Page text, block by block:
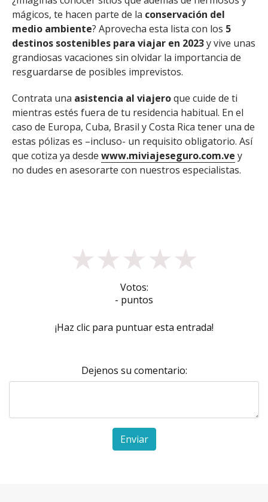
mágicos, te hacen parte de la conservación del
medio ambiente? Aprovecha esta lista con los 5
destinos sostenibles para viajar en 2023y vive unas
grandiosas vacaciones sin olvidar la importancia de
resguardarse de posibles imprevistos.
Contrata una asistencia al viajeroque cuide de ti
mientras estés fuera de tu residencia habitual. En el
caso de Europa, Cuba, Brasil y Costa Rica tener una de
estas pólizas es –incluso- un requisito obligatorio. Así
que cotiza ya desde www.miviajeseguro.com.ve y
no dudes en asesorarte con nuestros especialistas.
★★★★★
Votos:
- puntos
¡Haz clic para puntuar esta entrada!
Dejenos su comentario:
Enviar